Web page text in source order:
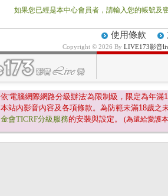
如果您已經是本中心會員者，請輸入您的帳號及
使用條款
Copyright © 2026 By LIVE173影音
依'電腦網際網路分級辦法'為限制級，限定為年滿
本站內影音內容及各項條款。為防範未滿18歲之
金會TICRF分級服務的安裝與設定。 (為還給愛護